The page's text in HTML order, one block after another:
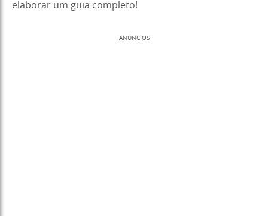
elaborar um guia completo!
ANÚNCIOS